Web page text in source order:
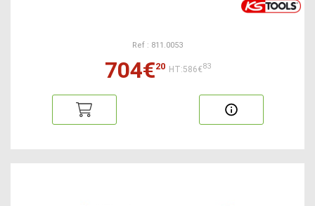
Ref : 811.0053
704€20 HT:586€83